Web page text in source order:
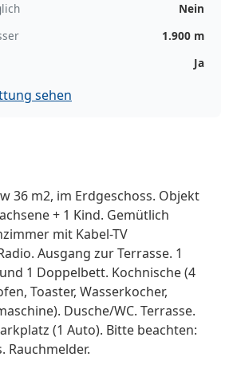
Nein
1.900 m
Ja
sehen
36 m2, im Erdgeschoss. Objekt
+ 1 Kind. Gemütlich
mit Kabel-TV
Ausgang zur Terrasse. 1
1 Doppelbett. Kochnische (4
Toaster, Wasserkocher,
Dusche/WC. Terrasse.
(1 Auto). Bitte beachten:
Rauchmelder.